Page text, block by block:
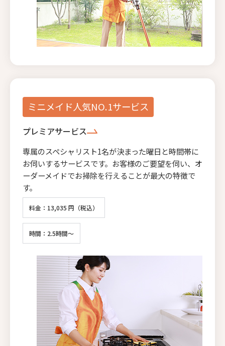
ミニメイド人気NO.1サービス
プレミアサービス
専属のスペシャリスト1名が決まった曜日と時間帯に
お伺いするサービスです。お客様のご要望を伺い、オ
ーダーメイドでお掃除を行えることが最大の特徴で
す。
料金：13,035 円（税込）
時間：2.5時間～